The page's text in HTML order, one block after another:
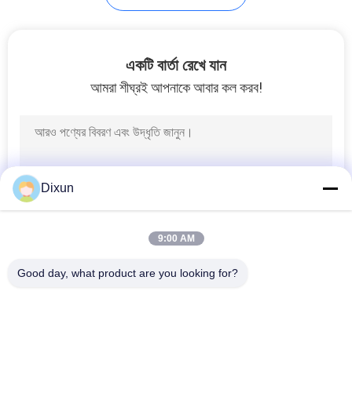
চেইন লিঙ্ক বেড়া তৈরীর
মেশিন
ইস্পাত তারের অঙ্কন মেশিন
একটি বার্তা রেখে যান
আমরা শীঘ্রই আপনাকে আবার কল করব!
Dixun
9:00 AM
Good day, what product are you looking for?